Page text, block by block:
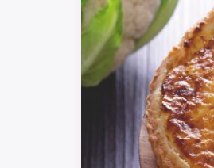
Boissons et rafraîchissements
Accompagnement
Gateaux et patisserie